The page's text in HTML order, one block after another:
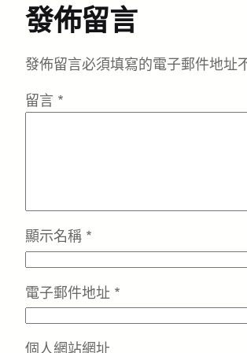
發佈留言
發佈留言必須填寫的電子郵件地址
留言 *
顯示名稱 *
電子郵件地址 *
個人網站網址